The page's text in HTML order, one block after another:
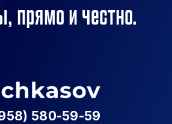
прямо и честно.
580-59-59